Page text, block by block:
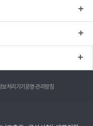
보처리기기운영·관리방침